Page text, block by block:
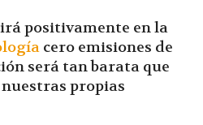
positivamente en la
cero emisiones de
será tan barata que
propias